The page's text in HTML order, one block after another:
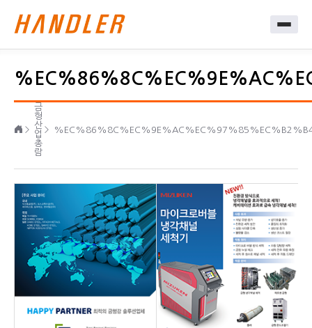
금
형
산
업
총
람